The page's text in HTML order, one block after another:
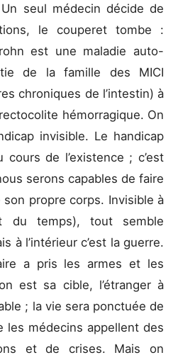
seul médecin décide de
le couperet tombe :
est une maladie auto-
de la famille des MICI
chroniques de l’intestin) à
hémorragique. On
invisible. Le handicap
de l’existence ; c’est
serons capables de faire
propre corps. Invisible à
du temps), tout semble
à l’intérieur c’est la guerre.
a pris les armes et les
est sa cible, l’étranger à
; la vie sera ponctuée de
les médecins appellent des
et de crises. Mais on